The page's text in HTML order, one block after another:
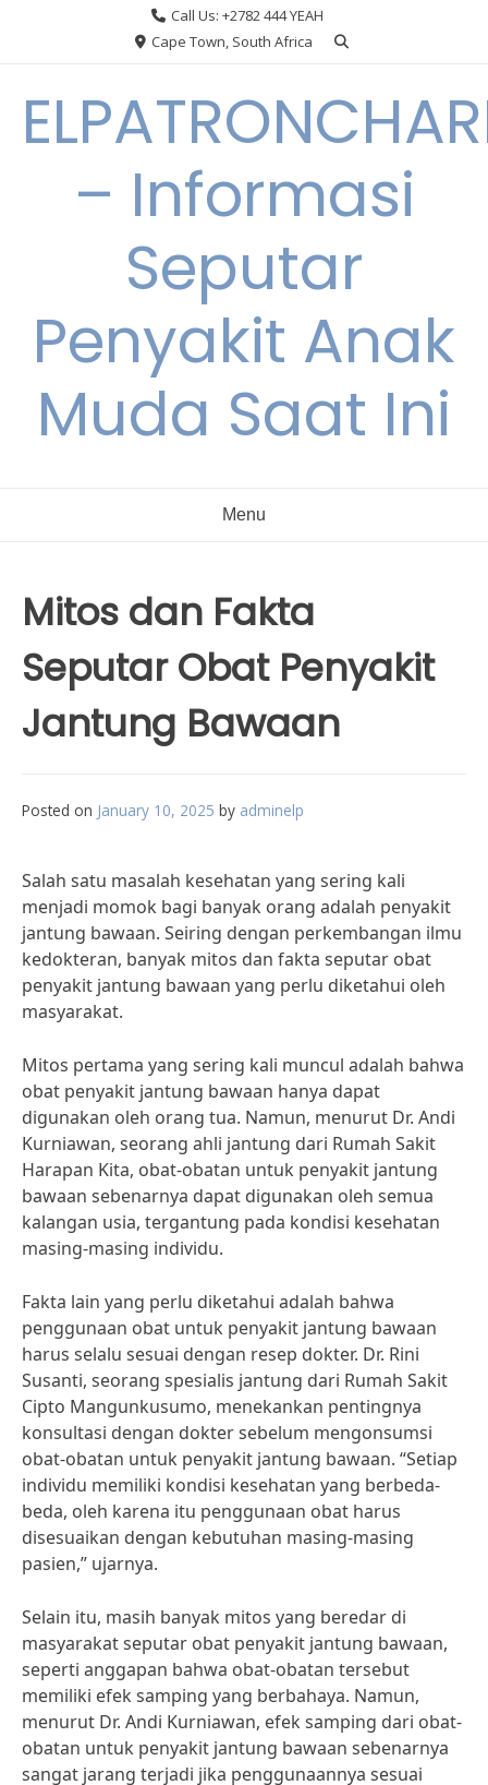
Call Us: +2782 444 YEAH
Cape Town, South Africa
– Informasi
Seputar
Penyakit Anak
Muda Saat Ini
Menu
Mitos dan Fakta
Seputar Obat Penyakit
Jantung Bawaan
Posted on January 10, 2025 by adminelp
Salah satu masalah kesehatan yang sering kali
menjadi momok bagi banyak orang adalah penyakit
jantung bawaan. Seiring dengan perkembangan ilmu
kedokteran, banyak mitos dan fakta seputar obat
penyakit jantung bawaan yang perlu diketahui oleh
masyarakat.
Mitos pertama yang sering kali muncul adalah bahwa
obat penyakit jantung bawaan hanya dapat
digunakan oleh orang tua. Namun, menurut Dr. Andi
Kurniawan, seorang ahli jantung dari Rumah Sakit
Harapan Kita, obat-obatan untuk penyakit jantung
bawaan sebenarnya dapat digunakan oleh semua
kalangan usia, tergantung pada kondisi kesehatan
masing-masing individu.
Fakta lain yang perlu diketahui adalah bahwa
penggunaan obat untuk penyakit jantung bawaan
harus selalu sesuai dengan resep dokter. Dr. Rini
Susanti, seorang spesialis jantung dari Rumah Sakit
Cipto Mangunkusumo, menekankan pentingnya
konsultasi dengan dokter sebelum mengonsumsi
obat-obatan untuk penyakit jantung bawaan. “Setiap
individu memiliki kondisi kesehatan yang berbeda-
beda, oleh karena itu penggunaan obat harus
disesuaikan dengan kebutuhan masing-masing
pasien,” ujarnya.
Selain itu, masih banyak mitos yang beredar di
masyarakat seputar obat penyakit jantung bawaan,
seperti anggapan bahwa obat-obatan tersebut
memiliki efek samping yang berbahaya. Namun,
menurut Dr. Andi Kurniawan, efek samping dari obat-
obatan untuk penyakit jantung bawaan sebenarnya
sangat jarang terjadi jika penggunaannya sesuai